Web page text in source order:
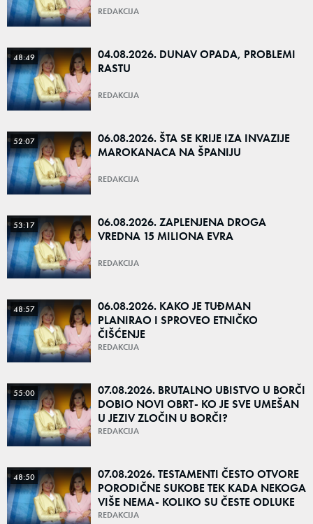
REDAKCIJA
48:49
04.08.2026. DUNAV OPADA, PROBLEMI
RASTU
REDAKCIJA
52:07
06.08.2026. ŠTA SE KRIJE IZA INVAZIJE
MAROKANACA NA ŠPANIJU
REDAKCIJA
53:17
06.08.2026. ZAPLENJENA DROGA
VREDNA 15 MILIONA EVRA
REDAKCIJA
48:57
06.08.2026. KAKO JE TUĐMAN
PLANIRAO I SPROVEO ETNIČKO
ČIŠĆENJE
REDAKCIJA
55:00
07.08.2026. BRUTALNO UBISTVO U BORČI
DOBIO NOVI OBRT- KO JE SVE UMEŠAN
U JEZIV ZLOČIN U BORČI?
REDAKCIJA
48:50
07.08.2026. TESTAMENTI ČESTO OTVORE
PORODIČNE SUKOBE TEK KADA NEKOGA
VIŠE NEMA- KOLIKO SU ČESTE ODLUKE
DA NAJBLIŽI OSTANU BEZ NASLEDSTVA?
REDAKCIJA